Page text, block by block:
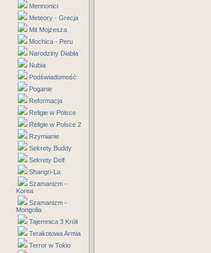
Mennonici
Meteory - Grecja
Mit Mojżesza
Mochica - Peru
Narodziny Diabła
Nubia
Podświadomość
Poganie
Reformacja
Religie w Polsce
Religie w Polsce 2
Rzymianie
Sekrety Buddy
Sekrety Delf
Shangri-La
Szamanizm -
Korea
Szamanizm -
Mongolia
Tajemnica 3 Króli
Terakotowa Armia
Terror w Tokio